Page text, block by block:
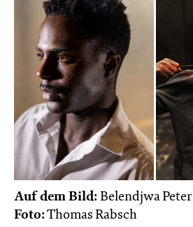
Auf dem Bild: Belendjwa Peter
Foto:Thomas Rabsch